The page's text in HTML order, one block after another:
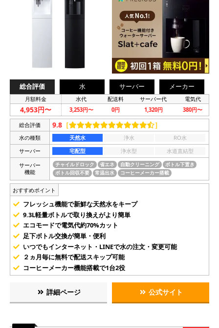
総合評価 水 サーバー メーカー
月額料金 水代 配送料 サーバー代 電気代
4,953円〜 3,253円〜 0円 1,320円 380円〜
総合評価 9.8 ［ ］
水の種類 天然水 浄水
RO水
サーバー
宅配型 浄水型
水道直結型
サーバー
機能
チャイルドロック 省エネ 自動クリーニング
ボトル下置き
ボトル回収不要
常温出水 コーヒーメーカー搭載
おすすめポイント
フレッシュ機能で新鮮な天然水をキープ
9.3L軽量ボトルで取り換えがより簡単
エコモードで電気代約70%カット
足下ボトル交換が簡単・便利
いつでもインターネット・LINEで水の注文・変更可能
２ヵ月毎に無料で配送スキップ可能
コーヒーメーカー機能搭載で1台2役
詳細ページ 公式サイト